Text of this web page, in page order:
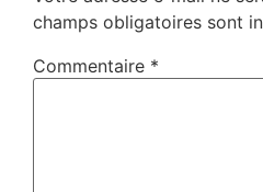
champs obligatoires sont
Commentaire *